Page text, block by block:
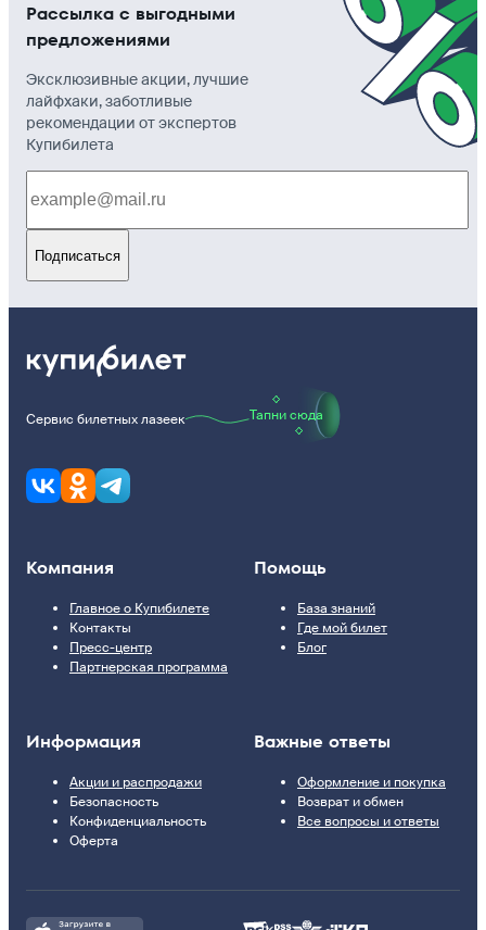
Рассылка с выгодными
предложениями
Эксклюзивные акции, лучшие
лайфхаки, заботливые
рекомендации от экспертов
Купибилета
Подписаться
Сервис билетных лазеек Тапни сюда
Компания
Главное о Купибилете
Контакты
Пресс-центр
Партнерская программа
Помощь
База знаний
Где мой билет
Блог
Информация
Акции и распродажи
Безопасность
Конфиденциальность
Оферта
Важные ответы
Оформление и покупка
Возврат и обмен
Все вопросы и ответы